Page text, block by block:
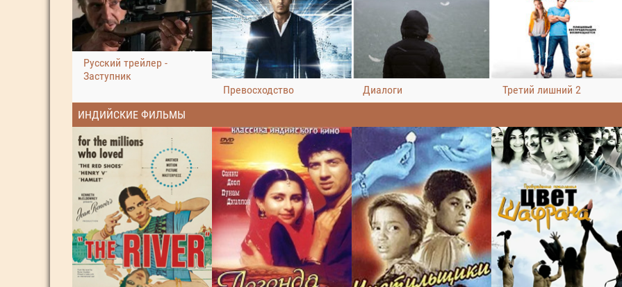
Русский трейлер -
Заступник
Превосходство
Диалоги
Третий лишний 2
ИНДИЙСКИЕ ФИЛЬМЫ